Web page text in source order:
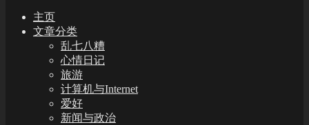
主页
文章分类
乱七八糟
心情日记
旅游
计算机与Internet
爱好
新闻与政治